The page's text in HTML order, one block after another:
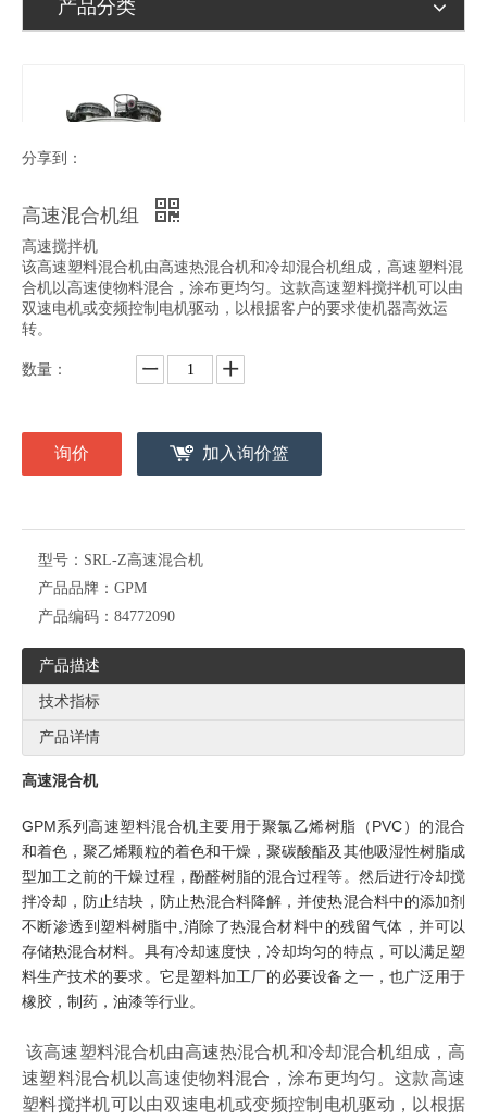
产品分类
分享到：
高速混合机组
高速搅拌机
该高速塑料混合机由高速热混合机和冷却混合机组成，高速塑料混
合机以高速使物料混合，涂布更均匀。这款高速塑料搅拌机可以由
双速电机或变频控制电机驱动，以根据客户的要求使机器高效运
转。
数量：
询价 加入询价篮
型号： SRL-Z高速混合机
产品品牌： GPM
产品编码： 84772090
产品描述
技术指标
产品详情
高速混合机
GPM系列高速塑料混合机主要用于聚氯乙烯树脂（PVC）的混合
和着色，聚乙烯颗粒的着色和干燥，聚碳酸酯及其他吸湿性树脂成
型加工之前的干燥过程，酚醛树脂的混合过程等。然后进行冷却搅
拌冷却，防止结块，防止热混合料降解，并使热混合料中的添加剂
不断渗透到塑料树脂中 消除了热混合材料中的残留气体，并可以
存储热混合材料。具有冷却速度快，冷却均匀的特点，可以满足塑
料生产技术的要求。它是塑料加工厂的必要设备之一，也广泛用于
橡胶，制药，油漆等行业。
该高速塑料混合机由高速热混合机和冷却混合机组成，高
速塑料混合机以高速使物料混合，涂布更均匀。这款高速
塑料搅拌机可以由双速电机或变频控制电机驱动，以根据